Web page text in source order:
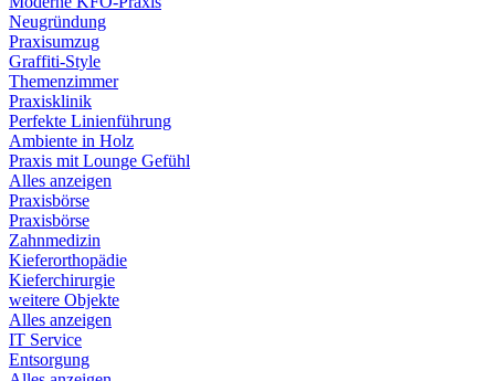
Neugründung
Praxisumzug
Graffiti-Style
Themenzimmer
Praxisklinik
Perfekte Linienführung
Ambiente in Holz
Praxis mit Lounge Gefühl
Alles anzeigen
Praxisbörse
Praxisbörse
Zahnmedizin
Kieferorthopädie
Kieferchirurgie
weitere Objekte
Alles anzeigen
IT Service
Entsorgung